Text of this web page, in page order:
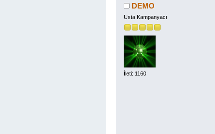
DEMO
Usta Kampanyacı
İleti: 1160